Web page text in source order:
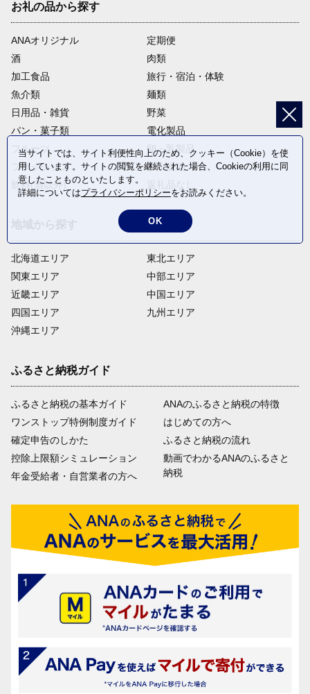
お礼の品から探す
ANAオリジナル
定期便
酒
肉類
加工食品
旅行・宿泊・体験
魚介類
麺類
日用品・雑貨
野菜
パン・菓子類
電化製品
フルーツ
卵・乳製品
ファッション
米・穀物
飲料(酒以外)
北海道エリア
関東エリア
近畿エリア
四国エリア
沖縄エリア
東北エリア
中部エリア
中国エリア
九州エリア
ふるさと納税ガイド
ふるさと納税の基本ガイド
ワンストップ特例制度ガイド
確定申告のしかた
控除上限額シミュレーション
年金受給者・自営業者の方へ
ANAのふるさと納税の特徴
はじめての方へ
ふるさと納税の流れ
動画でわかるANAのふるさと
納税
当サイトでは、サイト利便性向上のため、クッキー（Cookie）を使
用しています。サイトの閲覧を継続された場合、Cookieの利用に同
意したことものといたします。
詳細についてはプライバシーポリシーをお読みください。
OK